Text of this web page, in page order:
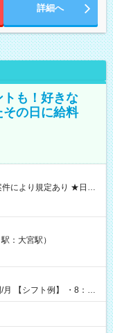
詳細へ
も！好きな
の日に給料
現金GET♪ お仕事後はコ
期間】試
：大宮駅）
00